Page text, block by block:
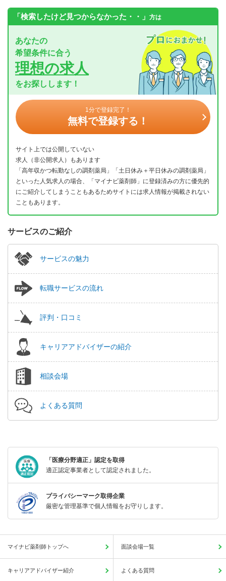
「検索したけど見つからなかった・・」 方は
あなたの
希望条件に合う
理想の求人
をお探しします！
1分で登録完了！
無料で登録する！
サイト上では公開していない
求人（非公開求人）もあります
「高年収かつ転勤なしの調剤薬局」「土日休み＋平日休みの調剤薬局」
といった人気求人の場合、「マイナビ薬剤師」に登録済みの方に優先的
にご紹介してしまうこともあるためサイトには求人情報が掲載されない
こともあります。
サービスのご紹介
サービスの魅力
転職サービスの流れ
評判・口コミ
キャリアアドバイザーの紹介
相談会場
よくある質問
「医療分野適正」認定を取得
適正認定事業者として認定されました。
プライバシーマーク取得企業
厳密な管理基準で個人情報をお守りします。
マイナビ薬剤師トップへ 面談会場一覧
キャリアアドバイザー紹介 よくある質問